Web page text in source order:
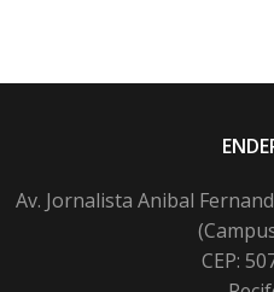
Av. Jornalista Anibal
CEP: